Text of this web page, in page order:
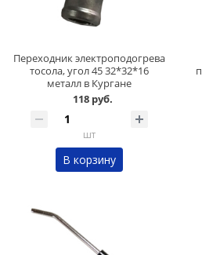
Переходник электроподогрева
тосола, угол 45 32*32*16
металл в Кургане
118 руб.
шт
В корзину